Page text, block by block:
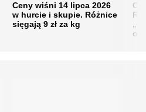
Ceny wiśni 14 lipca 2026
w hurcie i skupie. Różnice
sięgają 9 zł za kg